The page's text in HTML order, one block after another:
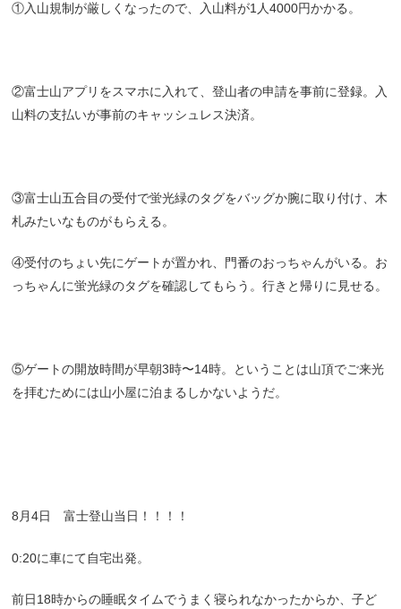
①入山規制が厳しくなったので、入山料が1人4000円かかる。
②富士山アプリをスマホに入れて、登山者の申請を事前に登録。入
山料の支払いが事前のキャッシュレス決済。
③富士山五合目の受付で蛍光緑のタグをバッグか腕に取り付け、木
札みたいなものがもらえる。
④受付のちょい先にゲートが置かれ、門番のおっちゃんがいる。お
っちゃんに蛍光緑のタグを確認してもらう。行きと帰りに見せる。
⑤ゲートの開放時間が早朝3時〜14時。ということは山頂でご来光
を拝むためには山小屋に泊まるしかないようだ。
8月4日 富士登山当日！！！！
0:20に車にて自宅出発。
前日18時からの睡眠タイムでうまく寝られなかったからか、子ど